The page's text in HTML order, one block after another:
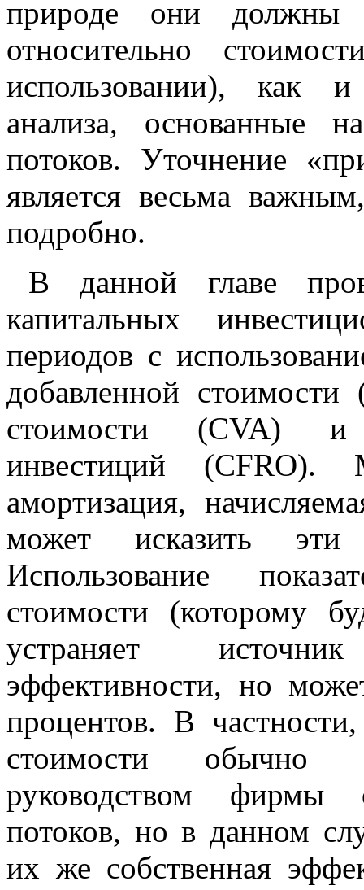
природе они должны
относительно
использовании), как
анализа, основанные
потоков. Уточнение
является весьма
подробно.
В данной главе
капитальных
периодов с
добавленной
стоимости (CVA) и
инвестиций (CFRO).
амортизация,
может исказить эти
Использование
стоимости (которому
устраняет
эффективности, но
процентов. В
стоимости обычно
руководством фирмы
потоков, но в данном
их же собственная